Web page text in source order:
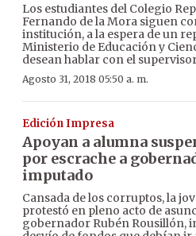
Los estudiantes del Colegio
Fernando de la Mora siguen
institución, a la espera de un
Ministerio de Educación y
desean hablar con el
Agosto 31, 2018 05:50 a. m.
Edición Impresa
Apoyan a alumna
por escrache a
imputado
Cansada de los corruptos, la
protestó en pleno acto de
gobernador Rubén Rousillón,